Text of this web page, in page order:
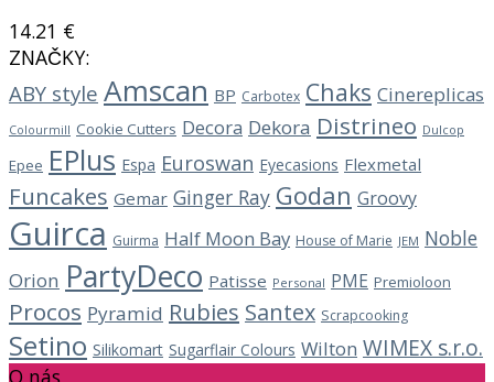
14.21 €
ZNAČKY:
ABY style Amscan BP Carbotex Chaks Cinereplicas
Colourmill Cookie Cutters Decora Dekora Distrineo Dulcop
Epee EPlus Espa Euroswan Eyecasions Flexmetal
Funcakes Gemar Ginger Ray Godan Groovy
Guirca Guirma Half Moon Bay House of Marie JEM Noble
Orion PartyDeco Patisse Personal PME Premioloon
Procos Pyramid Rubies Santex Scrapcooking
Setino Silikomart Sugarflair Colours Wilton WIMEX s.r.o.
O nás